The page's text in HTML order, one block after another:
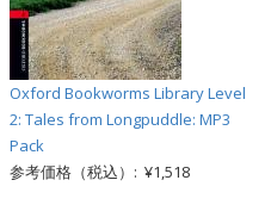
Oxford Bookworms Library Level
2: Tales from Longpuddle: MP3
Pack
参考価格（税込）: ¥1,518